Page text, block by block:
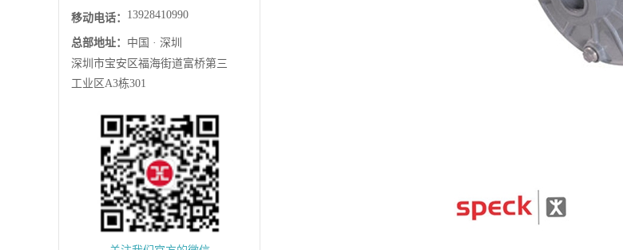
移动电话： 13928410990
总部地址： 中国 · 深圳
深圳市宝安区福海街道富桥第三
工业区A3栋301